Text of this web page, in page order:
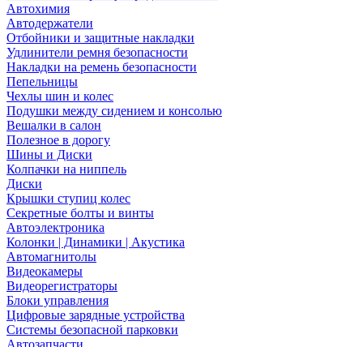
Автохимия
Автодержатели
Отбойники и защитные накладки
Удлинители ремня безопасности
Накладки на ремень безопасности
Пепельницы
Чехлы шин и колес
Подушки между сидением и консолью
Вешалки в салон
Полезное в дорогу
Шины и Диски
Колпачки на ниппель
Диски
Крышки ступиц колес
Секретные болты и винты
Автоэлектроника
Колонки | Динамики | Акустика
Автомагнитолы
Видеокамеры
Видеорегистраторы
Блоки управления
Цифровые зарядные устройства
Системы безопасной парковки
Автозапчасти